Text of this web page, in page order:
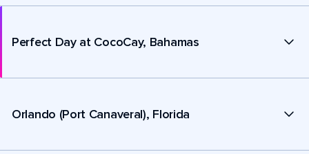
Perfect Day at CocoCay, Bahamas
Orlando (Port Canaveral), Florida